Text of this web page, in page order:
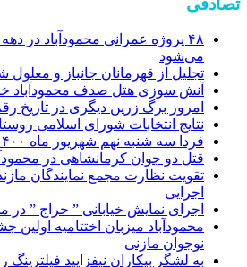
۴۸ پروژه عمرانی محمودآباد در
می‌شود
تجلیل از قهرمانان جانباز و معلول
آنش سوزی هتل صدف محمودآباد
امروز برگ زرین دیگری در تاریخ
نتایج انتخابات شورای اسلامی
فردا سه شنبه نهم شهریور ماه ۱۴۰۰ ، محمودآباد چه خبره؟
قتل دو جوان کرمانشاهی در
تقویت نظارت مجمع نمایندگان
اجرایی
اجرای نمایش خیابانی ” حراج ” در
محمودآباد میزبان اختتامیه اولین
نوجوان مازنی
به لشگر بیکاران نیفزایید فیلترینگ